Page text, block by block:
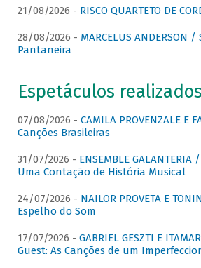
21/08/2026 - RISCO QUARTETO DE
28/08/2026 - MARCELUS ANDERSON
Pantaneira
Espetáculos realizados
07/08/2026 - CAMILA PROVENZALE E
Canções Brasileiras
31/07/2026 - ENSEMBLE
Uma Contação de História Musical
24/07/2026 - NAILOR PROVETA E
Espelho do Som
17/07/2026 - GABRIEL GESZTI E
Guest: As Canções de um